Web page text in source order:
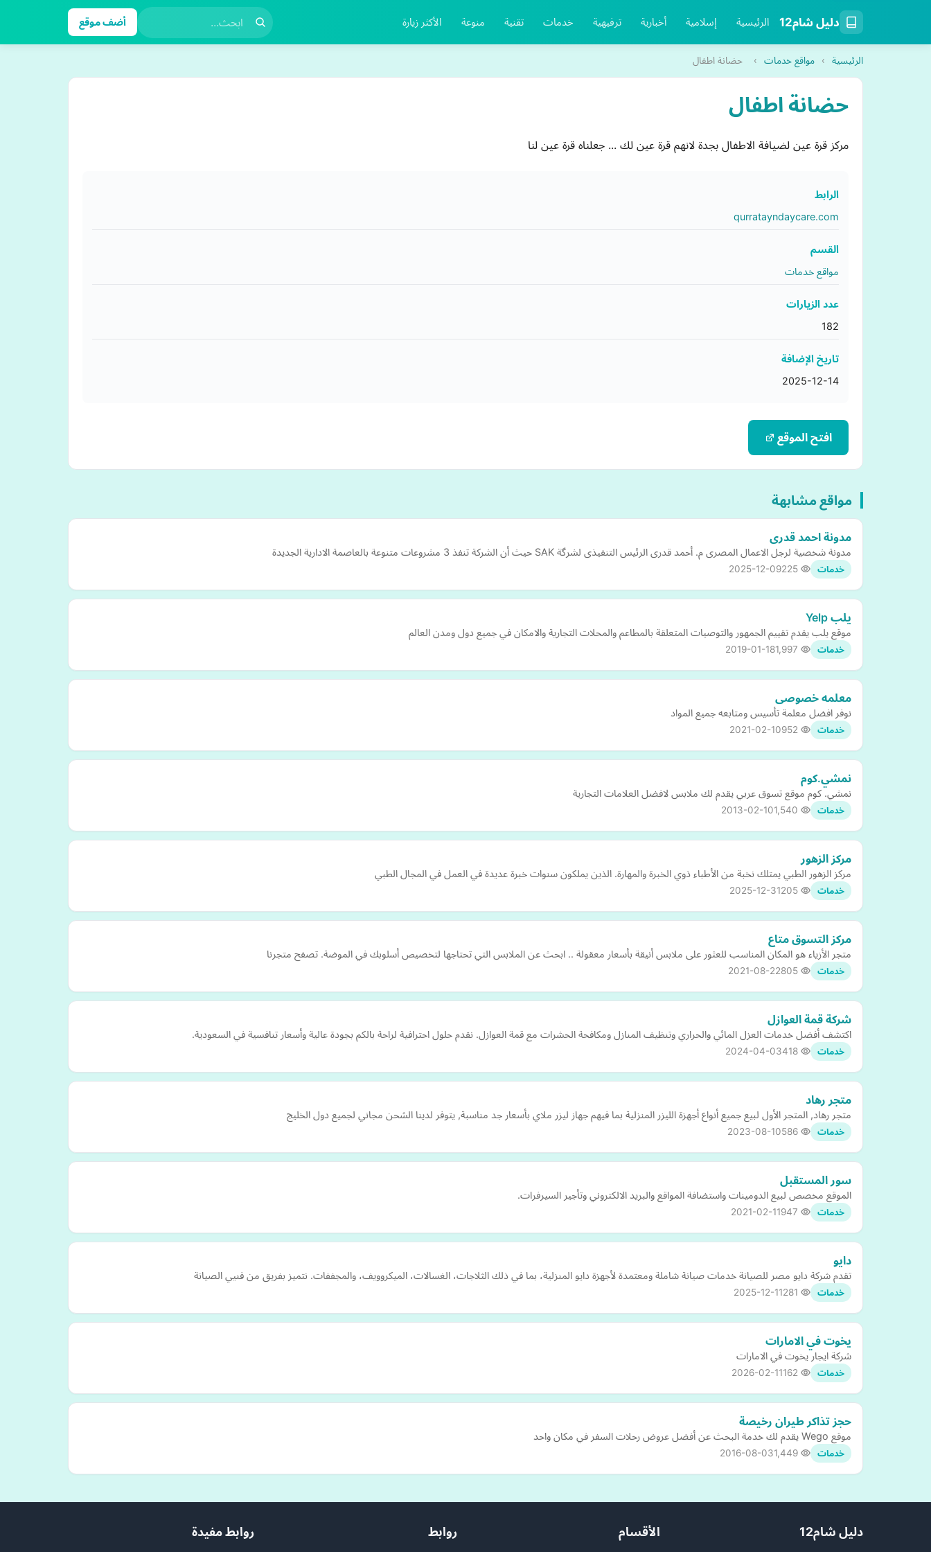
دليل شام12 الرئيسية إسلامية أخبارية ترفيهية خدمات تقنية منوعة الأكثر زيارة أضف موقع
الرئيسية › مواقع خدمات › حضانة اطفال
حضانة اطفال
مركز قرة عين لضيافة الاطفال بجدة لانهم قرة عين لك ... جعلناه قرة عين لنا
الرابط
qurratayndaycare.com
القسم
مواقع خدمات
عدد الزيارات
182
تاريخ الإضافة
2025-12-14
افتح الموقع
مواقع مشابهة
مدونة احمد قدرى
مدونة شخصية لرجل الاعمال المصرى م. أحمد قدرى الرئيس التنفيذى لشرگة SAK حيث أن الشركة تنفذ 3 مشروعات متنوعة بالعاصمة الادارية الجديدة
خدمات 2025-12-09
يلب Yelp
موقع يلب يقدم تقييم الجمهور والتوصيات المتعلقة بالمطاعم والمحلات التجارية والامكان في جميع دول ومدن العالم
خدمات 2019-01-18
معلمه خصوصى
نوفر افضل معلمة تأسيس ومتابعه جميع المواد
خدمات 2021-02-10
نمشي.كوم
نمشي. كوم موقع تسوق عربي يقدم لك ملابس لافضل العلامات التجارية
خدمات 2013-02-10
مركز الزهور
مركز الزهور الطبي يمتلك نخبة من الأطباء ذوي الخبرة والمهارة. الذين يملكون سنوات خبرة عديدة في العمل في المجال الطبي
خدمات 2025-12-31
مركز التسوق متاع
متجر الأزياء هو المكان المناسب للعثور على ملابس أنيقة بأسعار معقولة .. ابحث عن الملابس التي تحتاجها لتخصيص أسلوبك في الموضة. تصفح متجرنا
خدمات 2021-08-22
شركة قمة العوازل
اكتشف أفضل خدمات العزل المائي والحراري وتنظيف المنازل ومكافحة الحشرات مع قمة العوازل. نقدم حلول احترافية لراحة بالكم بجودة عالية وأسعار تنافسية في السعودية.
خدمات 2024-04-03
متجر رهاد
متجر رهاد, المتجر الأول لبيع جميع أنواع أجهزة الليزر المنزلية بما فيهم جهاز ليزر ملاي بأسعار جد مناسبة, يتوفر لدينا الشحن مجاني لجميع دول الخليج
خدمات 2023-08-10
سور المستقبل
الموقع مخصص لبيع الدومينات واستضافة المواقع والبريد الالكتروني وتأجير السيرفرات.
خدمات 2021-02-11
دايو
تقدم شركة دايو مصر للصيانة خدمات صيانة شاملة ومعتمدة لأجهزة دايو المنزلية، بما في ذلك الثلاجات، الغسالات، الميكروويف، والمجففات. نتميز بفريق من فنيي الصيانة
خدمات 2025-12-11
يخوت في الامارات
شركة ايجار يخوت في الامارات
خدمات 2026-02-11
حجز تذاكر طيران رخيصة
موقع Wego يقدم لك خدمة البحث عن أفضل عروض رحلات السفر في مكان واحد
خدمات 2016-08-03
دليل شام12 الأقسام روابط روابط مفيدة